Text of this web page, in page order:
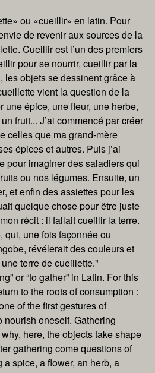
ou «cueillir» en latin. Pour
de revenir aux sources de la
Cueillir est l’un des premiers
pour se nourrir, cueillir par la
les objets se dessinent grâce à
vient la question de la
une épice, une fleur, une herbe,
fruit... J’ai commencé par créer
celles que ma grand-mère
épices et autres. Puis j’ai
pour imaginer des saladiers qui
ou nos légumes. Ensuite, un
et enfin des assiettes pour les
quelque chose pour être juste
récit : il fallait cueillir la terre.
qui, une fois façonnée ou
révélerait des couleurs et
terre de cueillette."
or “to gather” in Latin. For this
to the roots of consumption :
of the first gestures of
nourish oneself. Gathering
here, the objects take shape
gathering come questions of
spice, a flower, an herb, a